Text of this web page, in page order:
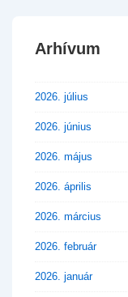
Arhívum
2026. július
2026. június
2026. május
2026. április
2026. március
2026. február
2026. január